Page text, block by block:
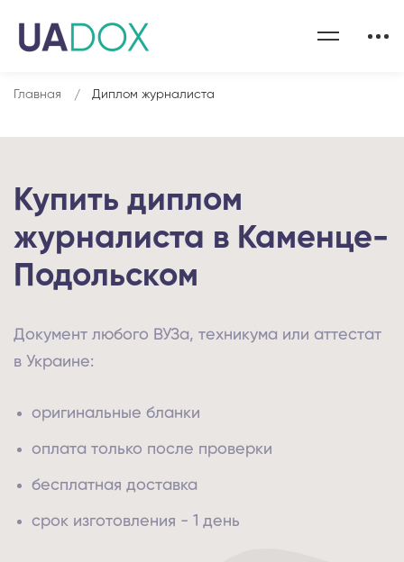
Главная Диплом журналиста
Купить диплом
журналиста в Каменце-
Подольском
Документ любого ВУЗа, техникума или аттестат
в Украине:
оригинальные бланки
оплата только после проверки
бесплатная доставка
срок изготовления - 1 день